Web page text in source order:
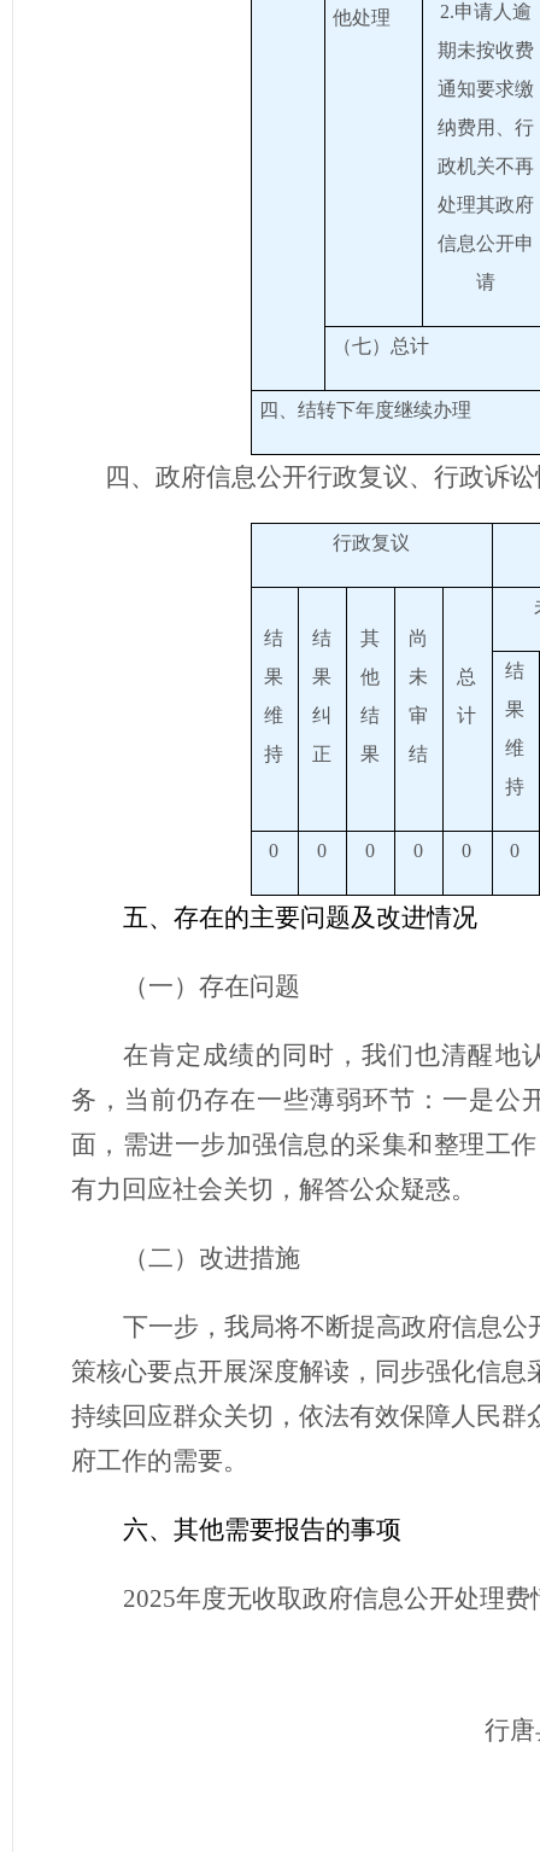
他处理
2.申请人逾
期未按收费
通知要求缴
纳费用、行
政机关不再
处理其政府
信息公开申
请
（七）总计
四、结转下年度继续办理
四、政府信息公开行政复议、行政诉
行政复议
结
果
维
持
结
果
纠
正
其
他
结
果
尚
未
审
结
总
计
结
果
维
持
0 0 0 0 0 0
五、存在的主要问题及改进情况
（一） 存在问题
在肯定成绩的同时，我们也清醒地
务，当前仍存在一些薄弱环节：一是公
面，需进一步加强信息的采集和整理工
有力回应社会关切，解答公众疑惑。
（二） 改进措施
下一步 ， 我局将不断提高政府信息公
策核心要点开展深度解读，同步强化信
持续回应群众关切，依法有效保障人民
府工作的需要。
六、其他需要报告的事项
2025年度无收取政府信息公开处理费
行唐县发展和